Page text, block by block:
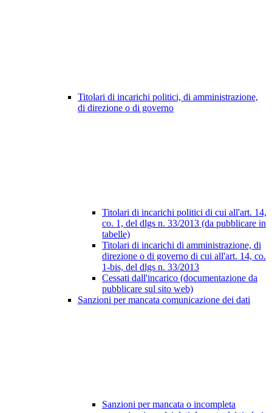
Titolari di incarichi politici, di amministrazione,
di direzione o di governo
Titolari di incarichi politici di cui all'art. 14,
co. 1, del dlgs n. 33/2013 (da pubblicare in
tabelle)
Titolari di incarichi di amministrazione, di
direzione o di governo di cui all'art. 14, co.
1-bis, del dlgs n. 33/2013
Cessati dall'incarico (documentazione da
pubblicare sul sito web)
Sanzioni per mancata comunicazione dei dati
Sanzioni per mancata o incompleta